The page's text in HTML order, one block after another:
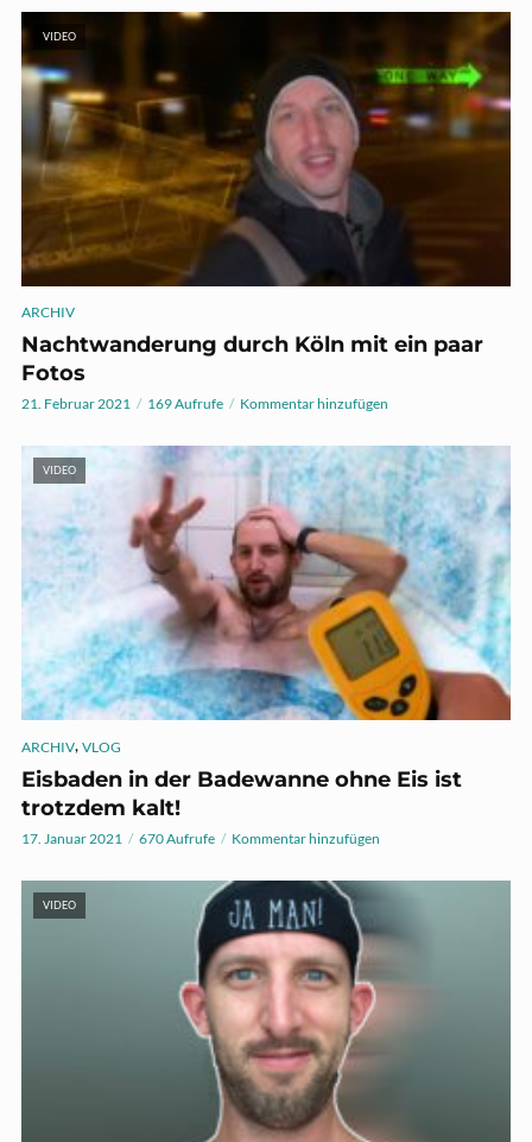
VIDEO
ARCHIV
Nachtwanderung durch Köln mit ein paar
Fotos
21. Februar 2021 169 Aufrufe Kommentar hinzufügen
VIDEO
ARCHIV, VLOG
Eisbaden in der Badewanne ohne Eis ist
trotzdem kalt!
17. Januar 2021 670 Aufrufe Kommentar hinzufügen
VIDEO